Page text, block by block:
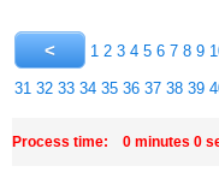
1 2 3 4 5 6 7 8 9
31 32 33 34 35 36 37 38 39
Process time: 0 minutes 0